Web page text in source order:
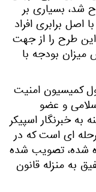
شد، بسیاری بر
اصل برابری افراد
طرح را از جهت
میزان بودجه با
کمیسیون امنیت
و عضو
در این زمینه به خبرنگار اسپیکر
ای است که در
شده، تصویب شده
به منزله قانون